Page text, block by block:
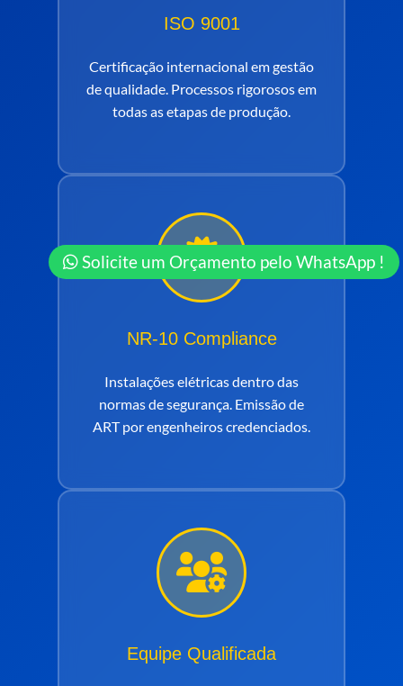
ISO 9001
Certificação internacional em gestão
de qualidade. Processos rigorosos em
todas as etapas de produção.
NR-10 Compliance
Instalações elétricas dentro das
normas de segurança. Emissão de
ART por engenheiros credenciados.
Equipe Qualificada
Solicite um Orçamento pelo WhatsApp !